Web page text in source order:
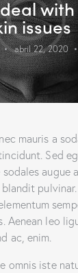
issues
abril 22, 2020
mauris a
Sed
augue
Aenean leo
ac, enim.
omnis iste